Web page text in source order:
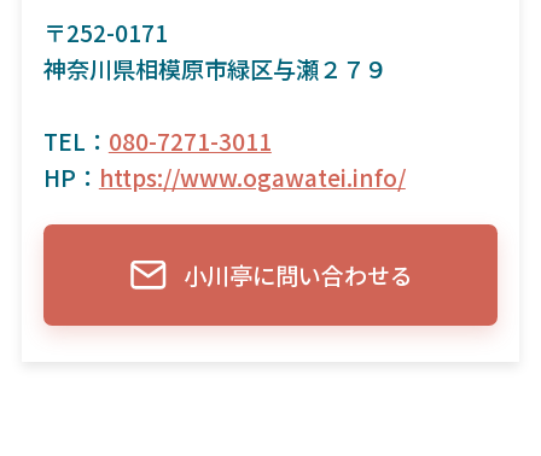
〒252-0171
神奈川県相模原市緑区与瀬２７９
TEL： 080-7271-3011
HP： https://www.ogawatei.info/
小川亭に問い合わせる